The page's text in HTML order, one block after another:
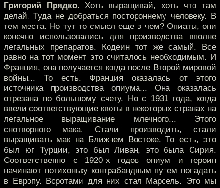
Григорий Прядко. Хоть выращивай, хоть что там
делай. Туда не добраться постороннему человеку. В
тем места. Но тут-то смысл еще в чем? Опиаты, они
конечно использовались для производства вполне
легальных препаратов. Кодеин тот же самый. Все
равно на тот момент это считалось необходимым. И
Франция, она получается когда после Второй мировой
войны... То есть, Франция оказалась от этого
источника производства опиума... Она оказалась
отрезана по большому счету. Но с 1931 года, когда
ввели соответствующие квоты в некоторых странах на
легальное выращивание млечного... Этого
снотворного мака. Стали производить, стали
выращивать мак на Ближнем Востоке. То есть, это
был юг Турции, это был Ливан, это была Сирия.
Соответственно с 1920-х годов опиум и героин
начинают потихоньку контрабандным путем попадать
в Европу. Воротами для них стал Марсель. Это мы